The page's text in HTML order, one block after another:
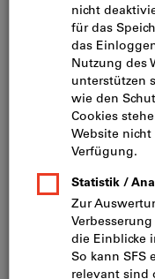
Bild zum Vergrößern